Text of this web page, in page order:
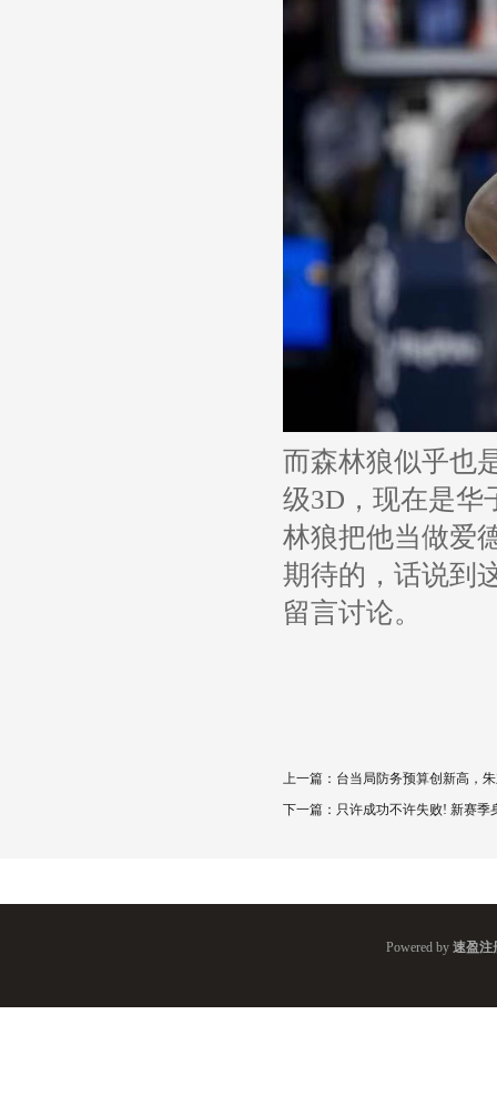
而森林狼似乎也
级3D，现在是华
林狼把他当做爱
期待的，话说到
留言讨论。
上一篇： 台当局防务预算创新高，
下一篇： 只许成功不许失败! 新赛季
Powered by 速盈注